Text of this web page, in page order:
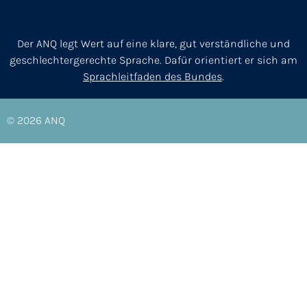
Der ANQ legt Wert auf eine klare, gut verständliche und
geschlechtergerechte Sprache. Dafür orientiert er sich am
Sprachleitfaden des Bundes.
© 2026 ANQ